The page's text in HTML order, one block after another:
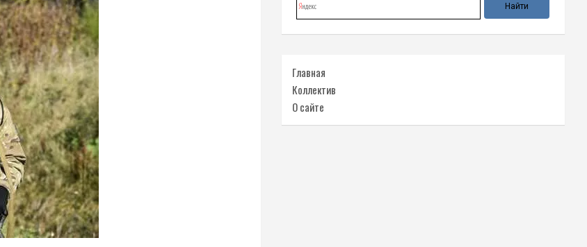
Главная
Коллектив
О сайте